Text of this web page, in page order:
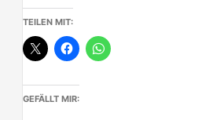
TEILEN MIT:
GEFÄLLT MIR: